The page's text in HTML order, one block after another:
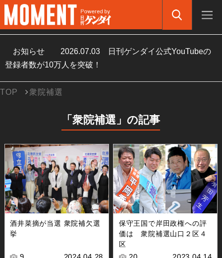
お知らせ 2026.07.03
日刊ゲンダイ公式YouTubeの
登録者数が10万人を突破！
TOP 衆院補選
「衆院補選」の記事
酒井菜摘が当選 衆院補欠選
挙
保守王国で岸田政権への評
価は 衆院補選山口２区４
区